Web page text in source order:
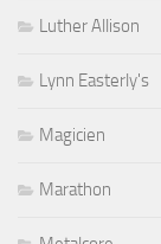
Luther Allison
Lynn Easterly's
Magicien
Marathon